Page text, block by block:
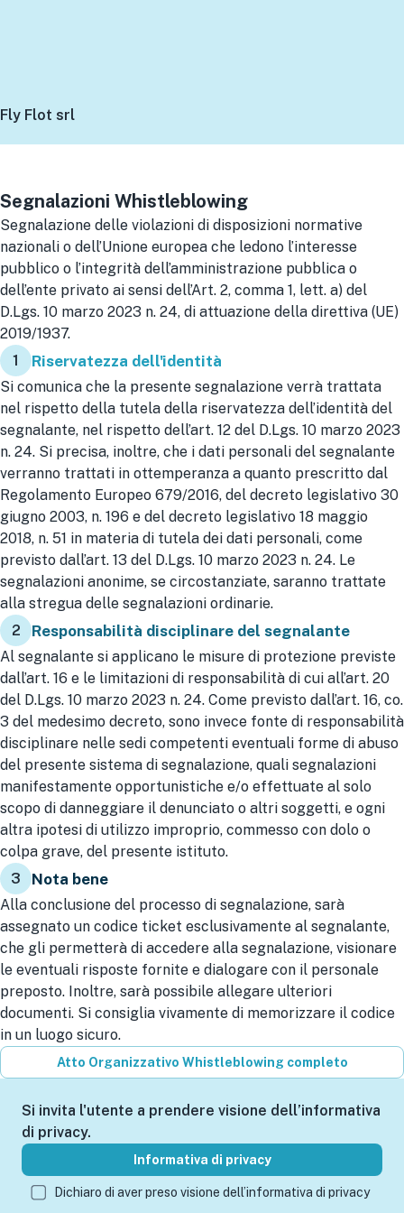
Fly Flot srl
Segnalazioni Whistleblowing
Segnalazione delle violazioni di disposizioni normative
nazionali o dell’Unione europea che ledono l’interesse
pubblico o l’integrità dell’amministrazione pubblica o
dell’ente privato ai sensi dell’Art. 2, comma 1, lett. a) del
D.Lgs. 10 marzo 2023 n. 24, di attuazione della direttiva (UE)
2019/1937.
1
Riservatezza dell'identità
Si comunica che la presente segnalazione verrà trattata
nel rispetto della tutela della riservatezza dell’identità del
segnalante, nel rispetto dell’art. 12 del D.Lgs. 10 marzo 2023
n. 24. Si precisa, inoltre, che i dati personali del segnalante
verranno trattati in ottemperanza a quanto prescritto dal
Regolamento Europeo 679/2016, del decreto legislativo 30
giugno 2003, n. 196 e del decreto legislativo 18 maggio
2018, n. 51 in materia di tutela dei dati personali, come
previsto dall’art. 13 del D.Lgs. 10 marzo 2023 n. 24. Le
segnalazioni anonime, se circostanziate, saranno trattate
alla stregua delle segnalazioni ordinarie.
2
Responsabilità disciplinare del segnalante
Al segnalante si applicano le misure di protezione previste
dall’art. 16 e le limitazioni di responsabilità di cui all’art. 20
del D.Lgs. 10 marzo 2023 n. 24. Come previsto dall’art. 16, co.
3 del medesimo decreto, sono invece fonte di responsabilità
disciplinare nelle sedi competenti eventuali forme di abuso
del presente sistema di segnalazione, quali segnalazioni
manifestamente opportunistiche e/o effettuate al solo
scopo di danneggiare il denunciato o altri soggetti, e ogni
altra ipotesi di utilizzo improprio, commesso con dolo o
colpa grave, del presente istituto.
3
Nota bene
Alla conclusione del processo di segnalazione, sarà
assegnato un codice ticket esclusivamente al segnalante,
che gli permetterà di accedere alla segnalazione, visionare
le eventuali risposte fornite e dialogare con il personale
preposto. Inoltre, sarà possibile allegare ulteriori
documenti. Si consiglia vivamente di memorizzare il codice
in un luogo sicuro.
Atto Organizzativo Whistleblowing completo
Si invita l'utente a prendere visione dell’informativa
di privacy.
Informativa di privacy
Dichiaro di aver preso visione dell’informativa di privacy